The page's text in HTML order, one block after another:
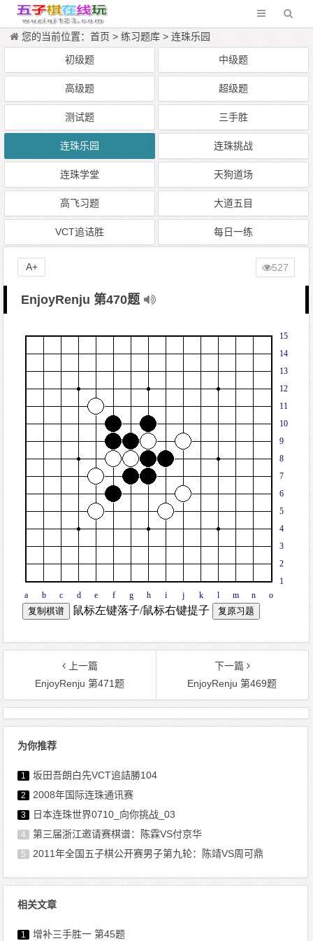
您的当前位置：首页 >练习题库 >连珠乐园
初级题 中级题
高级题 超级题
测试题 三手胜
连珠乐园 连珠挑战
连珠学堂 天狗道场
高飞习题 大道五目
VCT追诘胜 每日一练
EnjoyRenju 第470题
527
A+
上一篇
EnjoyRenju 第471题
下一篇
EnjoyRenju 第469题
为你推荐
1 坂田吾朗白先VCT追詰勝104
2 2008年国际连珠通讯赛
3 日本连珠世界0710_向你挑战_03
4 第三届浙江邀请赛棋谱：陈霖VS付京华
5 2011年全国五子棋公开赛男子第九轮：陈靖VS周可鼎
相关文章
1 增补三手胜一 第45题